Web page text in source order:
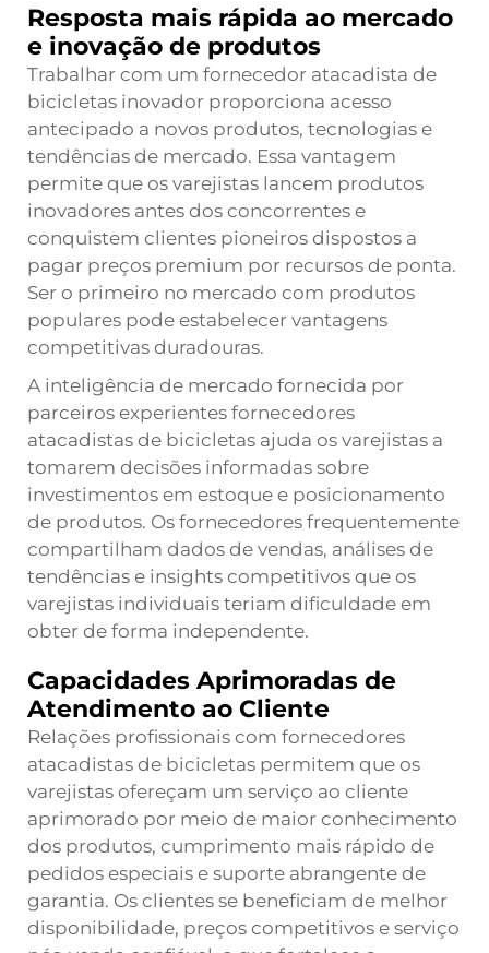
Resposta mais rápida ao mercado
e inovação de produtos
Trabalhar com um fornecedor atacadista de
bicicletas inovador proporciona acesso
antecipado a novos produtos, tecnologias e
tendências de mercado. Essa vantagem
permite que os varejistas lancem produtos
inovadores antes dos concorrentes e
conquistem clientes pioneiros dispostos a
pagar preços premium por recursos de ponta.
Ser o primeiro no mercado com produtos
populares pode estabelecer vantagens
competitivas duradouras.
A inteligência de mercado fornecida por
parceiros experientes fornecedores
atacadistas de bicicletas ajuda os varejistas a
tomarem decisões informadas sobre
investimentos em estoque e posicionamento
de produtos. Os fornecedores frequentemente
compartilham dados de vendas, análises de
tendências e insights competitivos que os
varejistas individuais teriam dificuldade em
obter de forma independente.
Capacidades Aprimoradas de
Atendimento ao Cliente
Relações profissionais com fornecedores
atacadistas de bicicletas permitem que os
varejistas ofereçam um serviço ao cliente
aprimorado por meio de maior conhecimento
dos produtos, cumprimento mais rápido de
pedidos especiais e suporte abrangente de
garantia. Os clientes se beneficiam de melhor
disponibilidade, preços competitivos e serviço